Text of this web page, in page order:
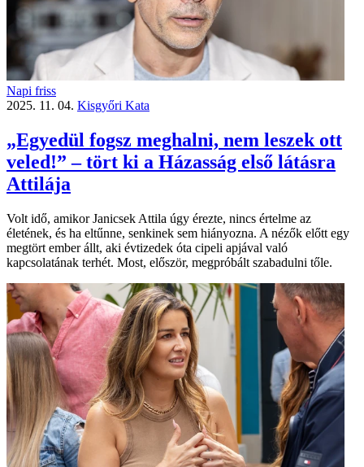
Napi friss
2025. 11. 04. Kisgyőri Kata
„Egyedül fogsz meghalni, nem leszek ott
veled!” – tört ki a Házasság első látásra
Attilája
Volt idő, amikor Janicsek Attila úgy érezte, nincs értelme az
életének, és ha eltűnne, senkinek sem hiányozna. A nézők előtt egy
megtört ember állt, aki évtizedek óta cipeli apjával való
kapcsolatának terhét. Most, először, megpróbált szabadulni tőle.